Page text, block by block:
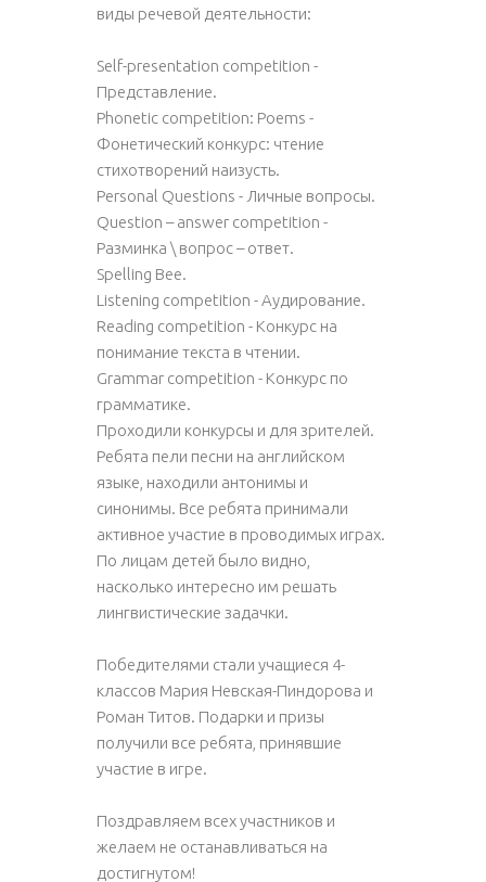
виды речевой деятельности:
Self-presentation competition -
Представление.
Phonetic competition: Poems -
Фонетический конкурс: чтение
стихотворений наизусть.
Personal Questions - Личные вопросы.
Question – answer competition -
Разминка \ вопрос – ответ.
Spelling Bee.
Listening competition - Аудирование.
Reading competition - Конкурс на
понимание текста в чтении.
Grammar competition - Конкурс по
грамматике.
Проходили конкурсы и для зрителей.
Ребята пели песни на английском
языке, находили антонимы и
синонимы. Все ребята принимали
активное участие в проводимых играх.
По лицам детей было видно,
насколько интересно им решать
лингвистические задачки.
Победителями стали учащиеся 4-
классов Мария Невская-Пиндорова и
Роман Титов. Подарки и призы
получили все ребята, принявшие
участие в игре.
Поздравляем всех участников и
желаем не останавливаться на
достигнутом!